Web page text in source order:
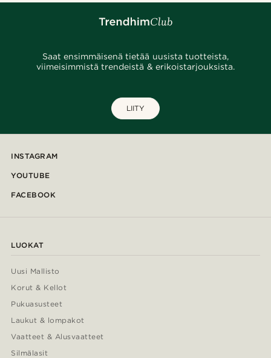
Saat ensimmäisenä tietää uusista tuotteista,
viimeisimmistä trendeistä & erikoistarjouksista.
LIITY
INSTAGRAM
YOUTUBE
FACEBOOK
LUOKAT
Uusi Mallisto
Korut & Kellot
Pukuasusteet
Laukut & lompakot
Vaatteet & Alusvaatteet
Silmälasit